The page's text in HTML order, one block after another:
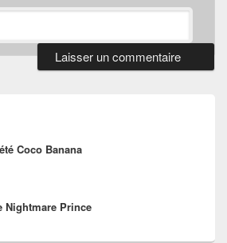
:Coco Banana
Nightmare Prince